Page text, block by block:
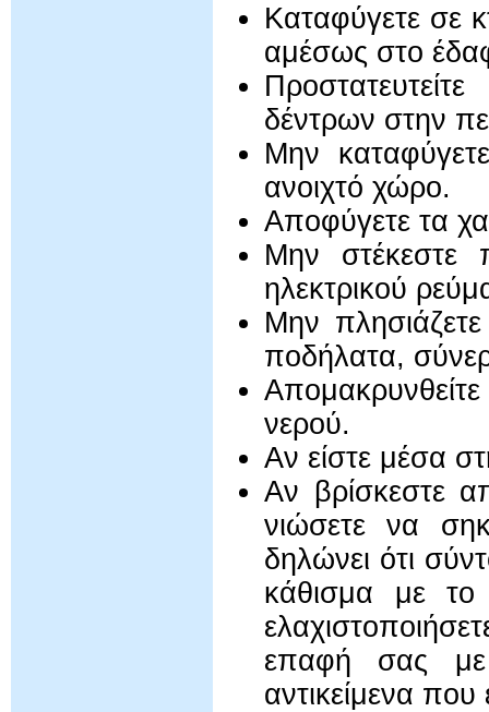
Καταφύγετε σε
αμέσως στο
δέντρων στην
Μην
ανοιχτό χώρο.
Αποφύγετε τα
Μην στέκεστε
ηλεκτρικού
Μην πλησιάζετε
ποδήλατα,
νερού.
Αν είστε μέσα
Αν βρίσκεστε
νιώσετε να
δηλώνει ότι
κάθισμα με
επαφή σας με
αντικείμενα